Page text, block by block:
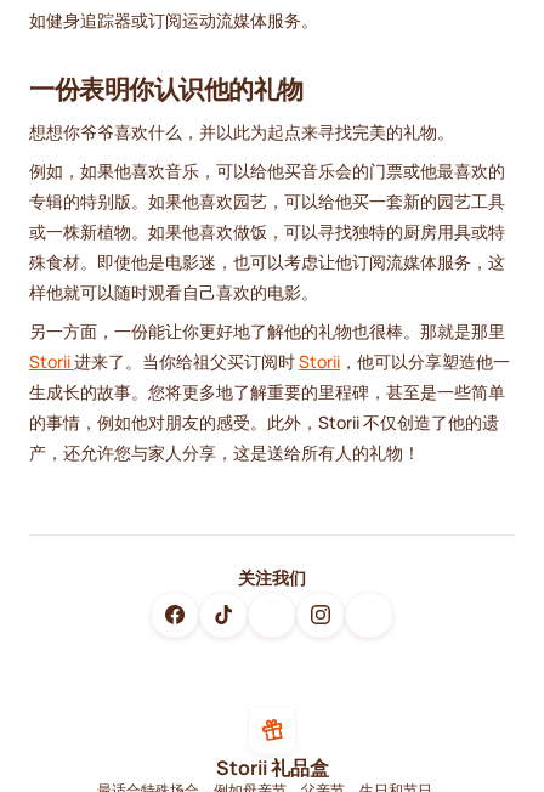
如健身追踪器或订阅运动流媒体服务。
一份表明你认识他的礼物
想想你爷爷喜欢什么，并以此为起点来寻找完美的礼物。
例如，如果他喜欢音乐，可以给他买音乐会的门票或他最喜欢的
专辑的特别版。如果他喜欢园艺，可以给他买一套新的园艺工具
或一株新植物。如果他喜欢做饭，可以寻找独特的厨房用具或特
殊食材。即使他是电影迷，也可以考虑让他订阅流媒体服务，这
样他就可以随时观看自己喜欢的电影。
另一方面，一份能让你更好地了解他的礼物也很棒。那就是那里
Storii进来了。当你给祖父买订阅时Storii ，他可以分享塑造他一
生成长的故事。您将更多地了解重要的里程碑，甚至是一些简单
的事情，例如他对朋友的感受。此外，Storii 不仅创造了他的遗
产，还允许您与家人分享，这是送给所有人的礼物！
关注我们
Storii 礼品盒